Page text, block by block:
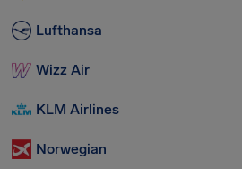
Lufthansa
Wizz Air
KLM Airlines
Norwegian